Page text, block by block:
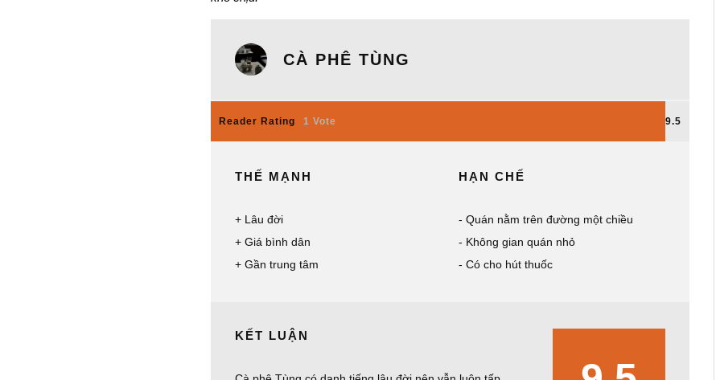
CÀ PHÊ TÙNG
KẾT LUẬN
Reader Rating 1 Vote 9.5
THẾ MẠNH
Lâu đời
Giá bình dân
Gần trung tâm
HẠN CHẾ
Quán nằm trên đường một chiều
Không gian quán nhỏ
Có cho hút thuốc